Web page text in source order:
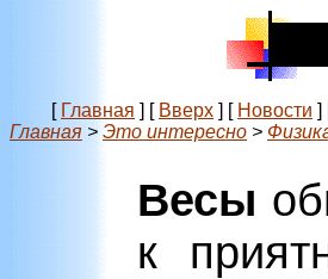
[ Главная ] [ Вверх ] [ Новости ]
Главная > Это интересно >
Весы
к